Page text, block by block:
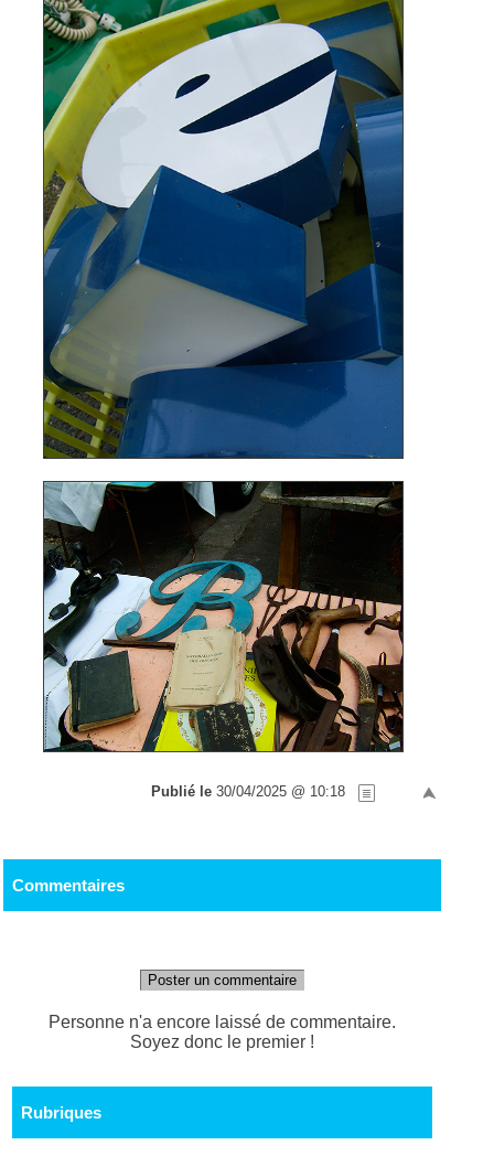
Publié le 30/04/2025 @ 10:18
Commentaires
Poster un commentaire
Personne n'a encore laissé de commentaire.
Soyez donc le premier !
Rubriques